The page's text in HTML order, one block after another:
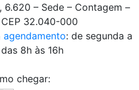
– Sede – Contagem –
32.040-000
agendamento: de segunda a
8h às 16h
chegar: